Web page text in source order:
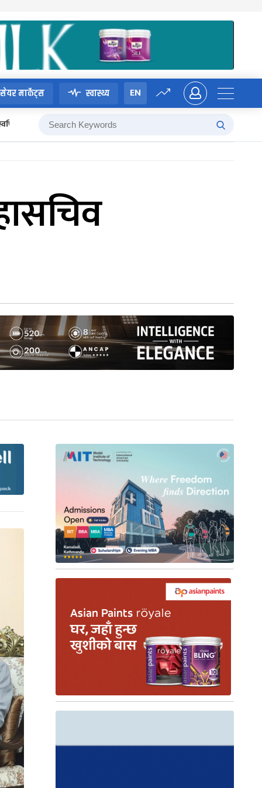
सेयर मार्केट्स स्वास्थ्य EN
वाग्ले